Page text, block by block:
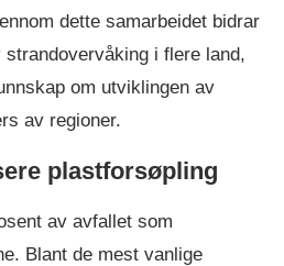
dette samarbeidet bidrar
i flere land,
om utviklingen av
av regioner.
plastforsøpling
av avfallet som
Blant de mest vanlige